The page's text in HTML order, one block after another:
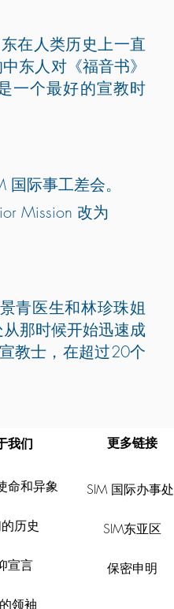
在人类历史上一直
东人对《福音书》
一个最好的宣教时
际事工差会。
Mission 改为
青医生和林珍珠姐
那时候开始迅速成
教士，在超过20个
我们 更多链接
命和异象
历史
宣言
领袖
SIM 国际办事处
SIM东亚区
​保密申明